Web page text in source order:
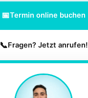
📅Termin online buchen
📞Fragen? Jetzt anrufen!